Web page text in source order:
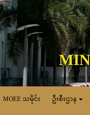
MOEE သမိုင်း ဦးစီးဌာန